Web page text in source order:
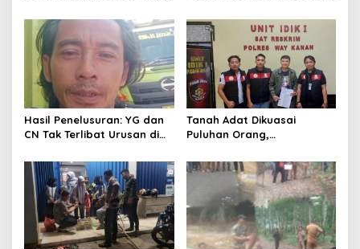
Pererat Soliditas ASN
Masih Berperkara
Hasil Penelusuran: YG dan
CN Tak Terlibat Urusan di
Tanah Adat Dikuasai
Puluhan Orang,
Taji MBPBR Lapor Ke Polres
Way Kanan